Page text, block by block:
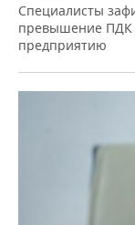
Специалисты
превышение ПДК
предприятию